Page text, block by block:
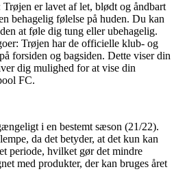
er lavet af let, blødt og åndbart
behagelig følelse på huden. Du kan
at føle dig tung eller ubehagelig.
Trøjen har de officielle klub- og
forsiden og bagsiden. Dette viser din
dig mulighed for at vise din
FC.
i en bestemt sæson (21/22).
da det betyder, at det kun kan
periode, hvilket gør det mindre
med produkter, der kan bruges året